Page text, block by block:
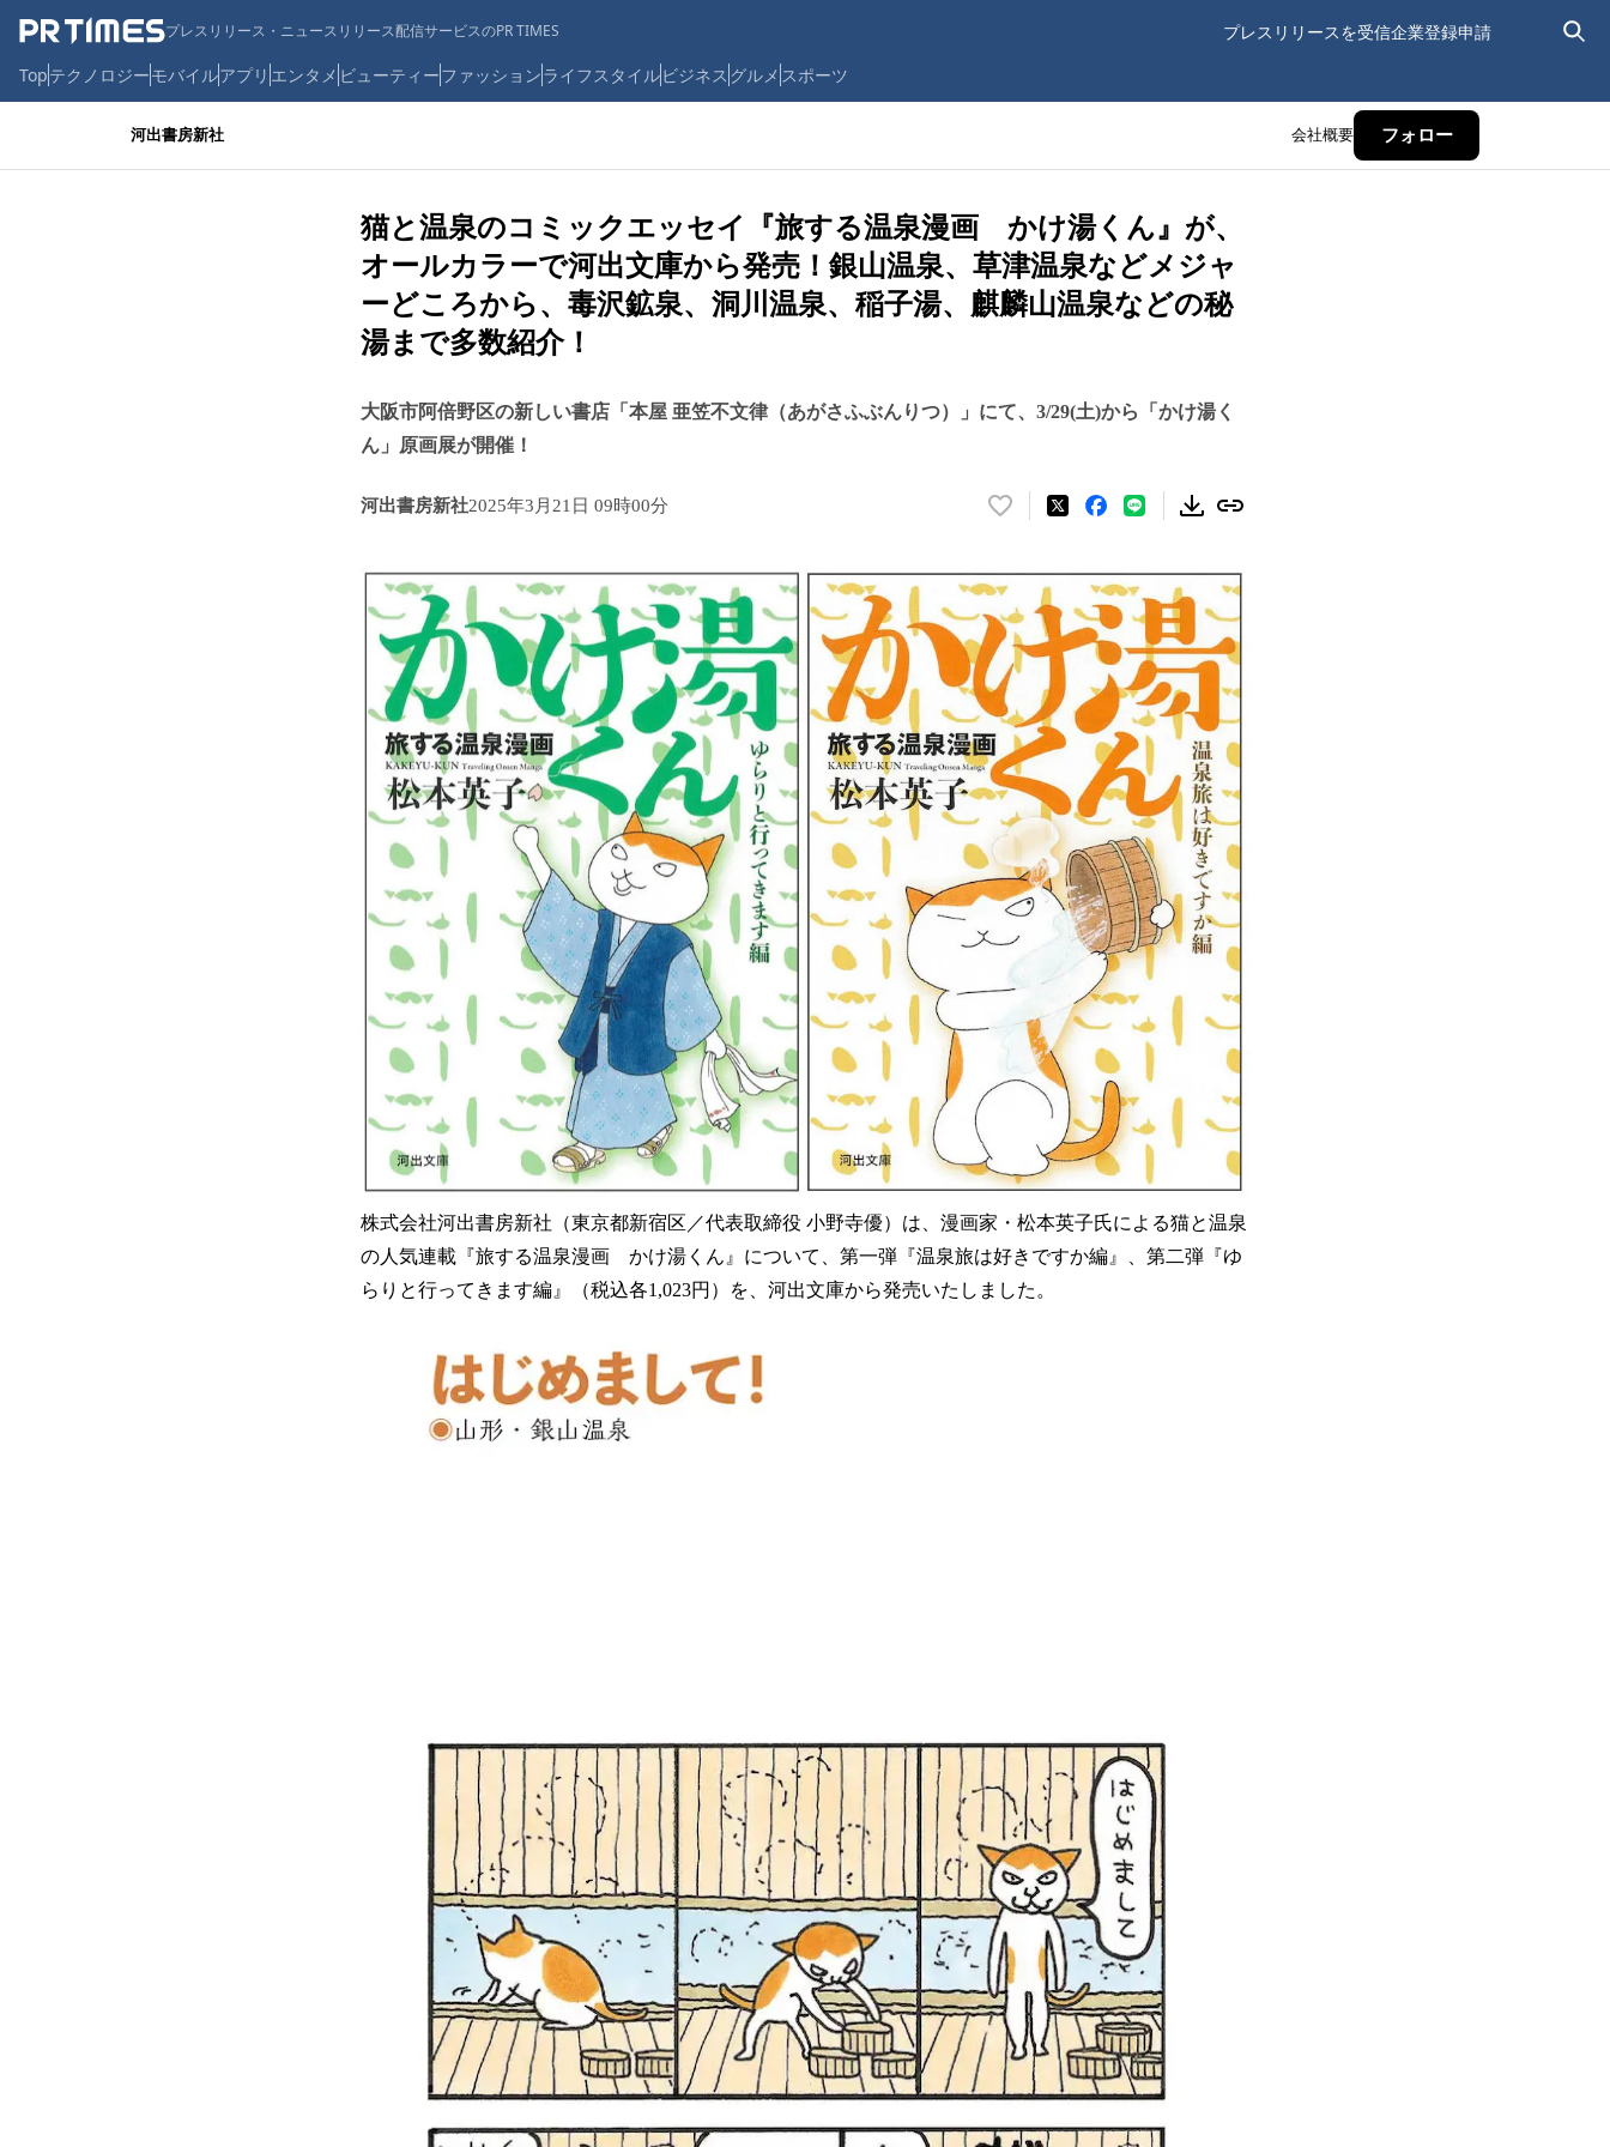
プレスリリース・ニュースリリース配信サービスのPR TIMES プレスリリースを受信企業登録申請
Topテクノロジーモバイルアプリ エンタメ ビューティーファッションライフスタイルビジネス グルメ スポーツ
河出書房新社 会社概要 フォロー
猫と温泉のコミックエッセイ『旅する温泉漫画 かけ湯くん』が、
オールカラーで河出文庫から発売！銀山温泉、草津温泉などメジャ
ーどころから、毒沢鉱泉、洞川温泉、稲子湯、麒麟山温泉などの秘
湯まで多数紹介！
大阪市阿倍野区の新しい書店「本屋 亜笠不文律（あがさふぶんりつ）」にて、3/29(土)から「かけ湯く
ん」原画展が開催！
河出書房新社2025年3月21日 09時00分
い
！
数
を
読
み
込
み
中
で
す
株式会社河出書房新社（東京都新宿区／代表取締役 小野寺優）は、漫画家・松本英子氏による猫と温泉
の人気連載『旅する温泉漫画 かけ湯くん』について、第一弾『温泉旅は好きですか編』、第二弾『ゆ
らりと行ってきます編』（税込各1,023円）を、河出文庫から発売いたしました。